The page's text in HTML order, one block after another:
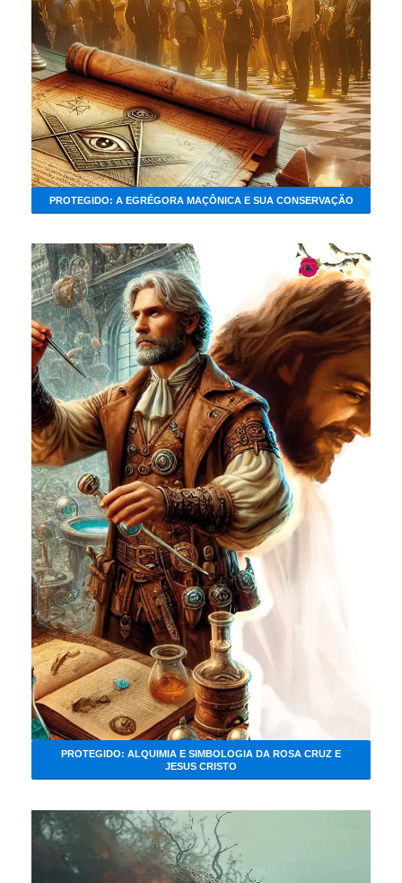
PROTEGIDO: A EGRÉGORA MAÇÔNICA E SUA CONSERVAÇÃO
PROTEGIDO: ALQUIMIA E SIMBOLOGIA DA ROSA CRUZ E
JESUS CRISTO